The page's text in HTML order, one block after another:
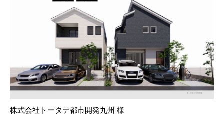
株式会社トータテ都市開発九州 様